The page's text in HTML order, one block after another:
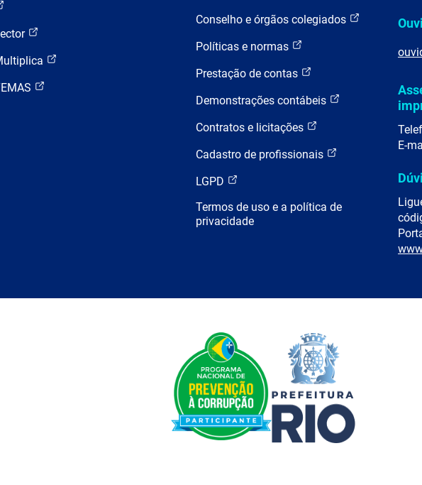
Conselho e órgãos colegiados
Políticas e normas
Prestação de contas
Demonstrações contábeis
Contratos e licitações
Cadastro de profissionais
LGPD
Termos de uso e a política de
privacidade
E-